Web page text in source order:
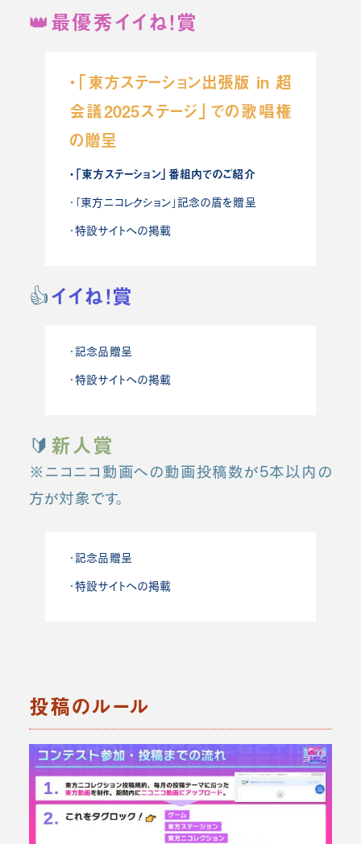
👑最優秀イイね！賞
・「東方ステーション出張版 in 超
会議2025ステージ」での歌唱権
の贈呈
・「東方ステーション」番組内でのご紹介
・「東方ニコレクション」記念の盾を贈呈
・特設サイトへの掲載
👍️イイね！賞
・記念品贈呈
・特設サイトへの掲載
🔰新人賞
※ニコニコ動画への動画投稿数が5本以内の
方が対象です。
・記念品贈呈
・特設サイトへの掲載
投稿のルール